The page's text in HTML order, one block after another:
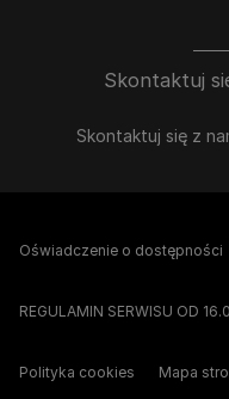
Skontaktuj
Skontaktuj się z
Oświadczenie o dostępności
REGULAMIN SERWISU OD
Polityka cookies Mapa